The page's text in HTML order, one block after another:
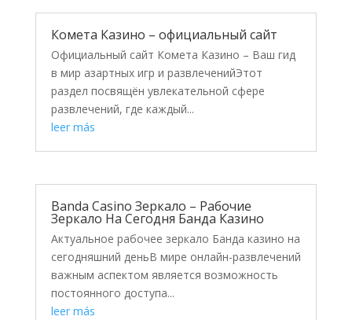
Комета Казино – официальный сайт
Официальный сайт Комета Казино – Ваш гид
в мир азартных игр и развлеченийЭтот
раздел посвящён увлекательной сфере
развлечений, где каждый...
leer más
Banda Casino Зеркало – Рабочие
Зеркало На Сегодня Банда Казино
Актуальное рабочее зеркало Банда казино на
сегодняшний деньВ мире онлайн-развлечений
важным аспектом является возможность
постоянного доступа...
leer más